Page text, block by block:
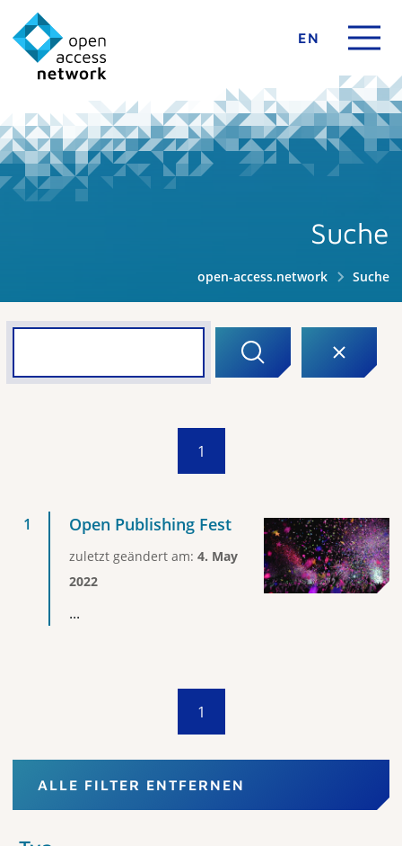
EN
Suche
open-access.network Suche
1
Open Publishing Fest
zuletzt geändert am: 4. May
2022
...
1
ALLE FILTER ENTFERNEN